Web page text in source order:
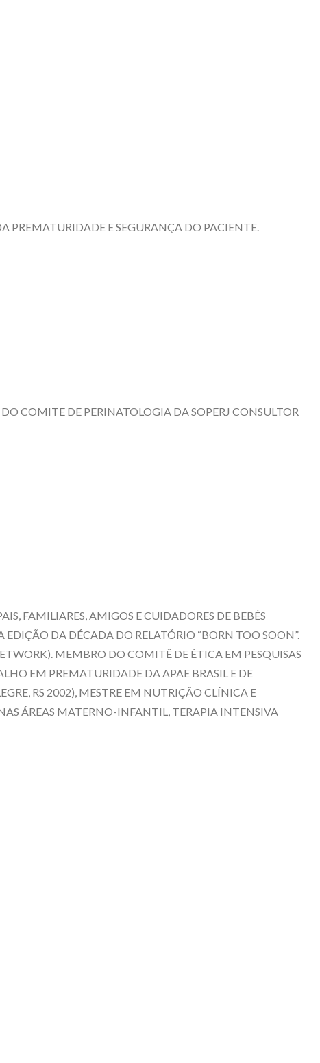
PREMATURIDADE E SEGURANÇA DO PACIENTE.
COMITE DE PERINATOLOGIA DA SOPERJ CONSULTOR
FAMILIARES, AMIGOS E CUIDADORES DE BEBÊS
DA DÉCADA DO RELATÓRIO “BORN TOO SOON”.
MEMBRO DO COMITÊ DE ÉTICA EM PESQUISAS
EM PREMATURIDADE DA APAE BRASIL E DE
RS 2002), MESTRE EM NUTRIÇÃO CLÍNICA E
ÁREAS MATERNO-INFANTIL, TERAPIA INTENSIVA